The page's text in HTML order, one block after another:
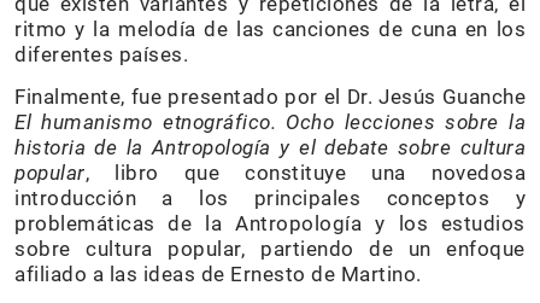
ritmo y la melodía de las canciones de cuna en los
diferentes países.
Finalmente, fue presentado por el Dr. Jesús Guanche
El humanismo etnográfico. Ocho lecciones sobre la
historia de la Antropología y el debate sobre cultura
popular, libro que constituye una novedosa
introducción a los principales conceptos y
problemáticas de la Antropología y los estudios
sobre cultura popular, partiendo de un enfoque
afiliado a las ideas de Ernesto de Martino.